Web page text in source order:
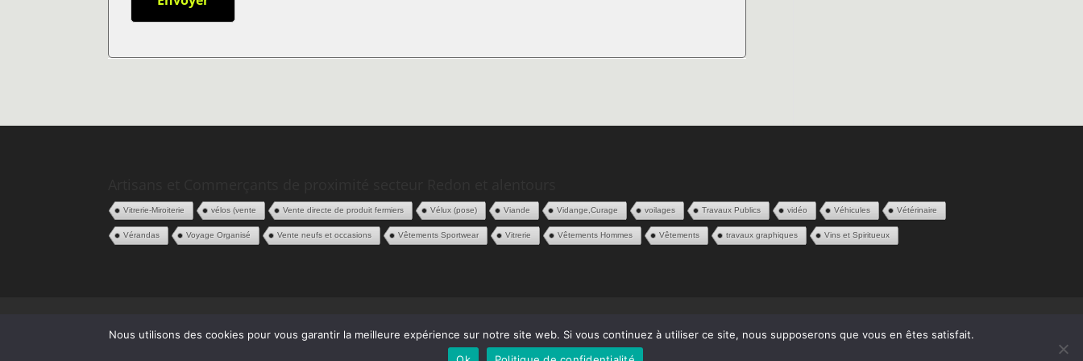
Vitrerie-Miroiterie vélos (vente Vente directe de produit fermiers Vélux (pose) Viande Vidange,Curage voilages Travaux Publics vidéo Véhicules Vétérinaire
Vérandas Voyage Organisé Vente neufs et occasions Vêtements Sportwear Vitrerie Vêtements Hommes Vêtements travaux graphiques Vins et Spiritueux
Nous utilisons des cookies pour vous garantir la meilleure expérience sur notre site web. Si vous continuez à utiliser ce site, nous supposerons que vous en êtes satisfait.